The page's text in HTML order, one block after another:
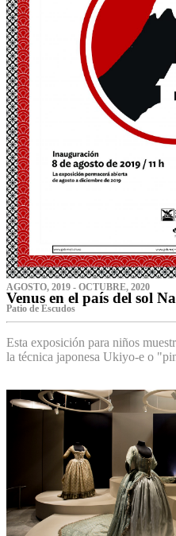
AGOSTO, 2019 - OCTUBRE, 2020
Venus en el país del sol
P‌atio de Escudos
Esta exposición para niños
la técnica japonesa Ukiyo-e o